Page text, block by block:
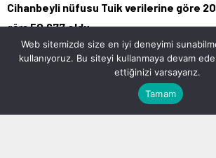
Cihanbeyli nüfusu Tuik verilerine göre
göre50.677 oldu
Bu nüfusun,25.585ini erkekler ,25.092 ise
Cihanbeyli Geneli 2021 nüfusuna göre 757 kişi
kişi oldu
Web sitemizde size en iyi deneyimi
kullanıyoruz. Bu siteyi kullanmaya devam
ettiğinizi varsayarız.
Tamam